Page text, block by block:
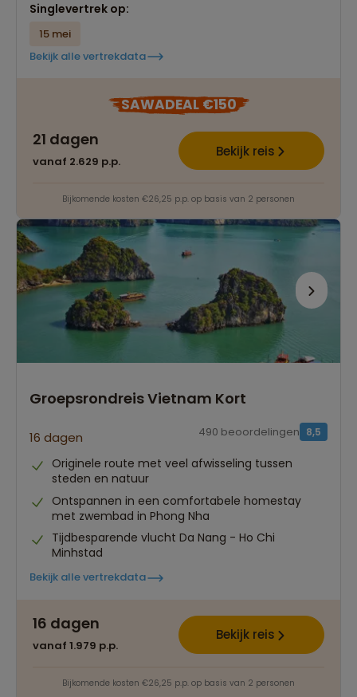
Singlevertrek op:
15 mei
Bekijk alle vertrekdata
SAWADEAL €150
21 dagen
vanaf 2.629 p.p.
Bekijk reis
Bijkomende kosten €26,25 p.p. op basis van 2 personen
Groepsrondreis Vietnam Kort
16 dagen 8,5
490 beoordelingen
Originele route met veel afwisseling tussen
steden en natuur
Ontspannen in een comfortabele homestay
met zwembad in Phong Nha
Tijdbesparende vlucht Da Nang - Ho Chi
Minhstad
Bekijk alle vertrekdata
16 dagen
vanaf 1.979 p.p.
Bekijk reis
Bijkomende kosten €26,25 p.p. op basis van 2 personen